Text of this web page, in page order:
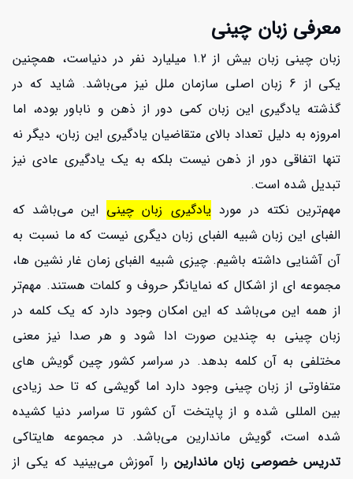
معرفی زبان چینی
زبان چینی زبان بیش از 1.2 میلیارد نفر در دنیاست، همچنین
یکی از 6 زبان اصلی سازمان ملل نیز می‌باشد. شاید که در
گذشته یادگیری این زبان کمی دور از ذهن و ناباور بوده، اما
امروزه به دلیل تعداد بالای متقاضیان یادگیری این زبان، دیگر نه
تنها اتفاقی دور از ذهن نیست بلکه به یک یادگیری عادی نیز
تبدیل شده است.
مهم‌ترین نکته در مورد یادگیری زبان چینی این می‌باشد که
الفبای این زبان شبیه الفبای زبان دیگری نیست که ما نسبت به
آن آشنایی داشته باشیم. چیزی شبیه الفبای زمان غار نشین ها،
مجموعه ای از اشکال که نمایانگر حروف و کلمات هستند. مهم‌تر
از همه این می‌باشد که این امکان وجود دارد که یک کلمه در
زبان چینی به چندین صورت ادا شود و هر صدا نیز معنی
مختلفی به آن کلمه بدهد. در سراسر کشور چین گویش های
متفاوتی از زبان چینی وجود دارد اما گویشی که تا حد زیادی
بین المللی شده و از پایتخت آن کشور تا سراسر دنیا کشیده
شده است، گویش ماندارین می‌باشد. در مجموعه هایتاکی
تدریس خصوصی زبان ماندارین را آموزش می‌بینید که یکی از